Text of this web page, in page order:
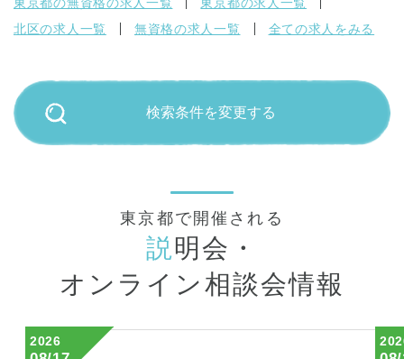
北区の求人一覧
無資格の求人一覧 全ての求人をみる
検索条件を変更する
東京都で開催される
説明会・
オンライン相談会情報
2026